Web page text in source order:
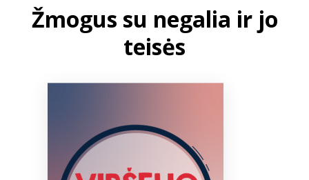
Leidiniai
Naujienos
Žmogus su negalia ir jo
teisės